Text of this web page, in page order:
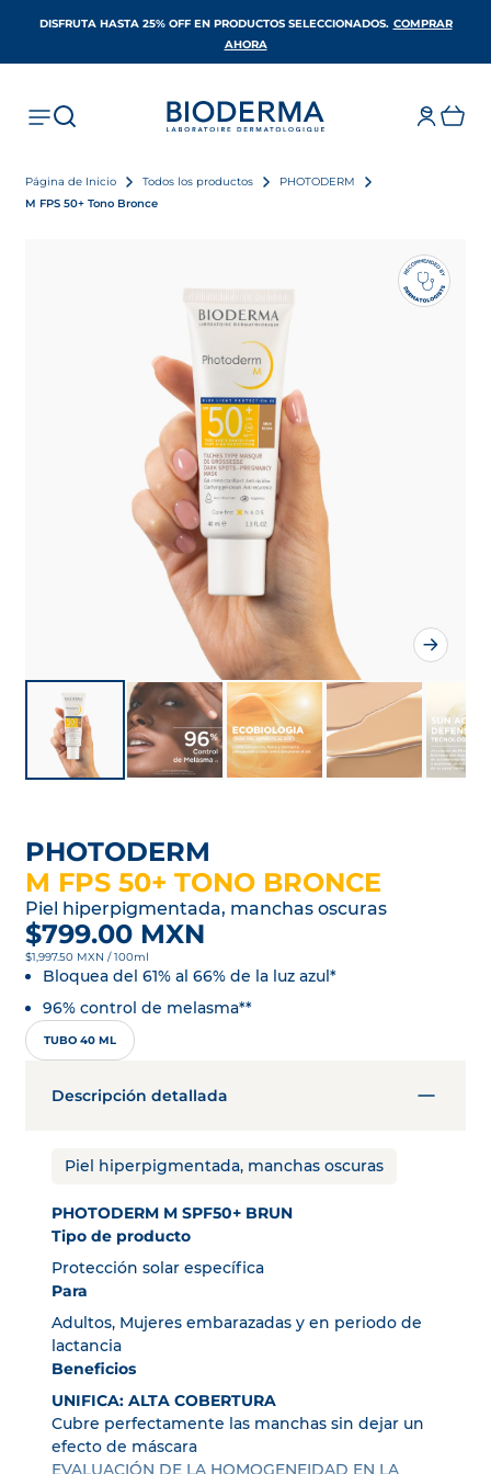
DISFRUTA HASTA 25% OFF EN PRODUCTOS SELECCIONADOS​. COMPRAR
AHORA
Página de Inicio Todos los productos
PHOTODERM
M FPS 50+ Tono Bronce
PHOTODERM
M FPS 50+ TONO BRONCE
Piel hiperpigmentada, manchas oscuras
$799.00 MXN
$1,997.50 MXN / 100ml
Bloquea del 61% al 66% de la luz azul*
96% control de melasma**
TUBO 40 ML
Descripción detallada
Piel hiperpigmentada, manchas oscuras
PHOTODERM M SPF50+ BRUN
Tipo de producto
Protección solar específica
Para
Adultos, Mujeres embarazadas y en periodo de
lactancia
Beneficios
UNIFICA: ALTA COBERTURA
Cubre perfectamente las manchas sin dejar un
efecto de máscara
EVALUACIÓN DE LA HOMOGENEIDAD EN LA